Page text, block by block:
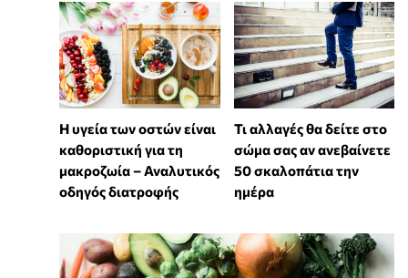
Η υγεία των οστών είναι
καθοριστική για τη
μακροζωία – Αναλυτικός
οδηγός διατροφής
Τι αλλαγές θα δείτε στο
σώμα σας αν ανεβαίνετε
50 σκαλοπάτια την
ημέρα